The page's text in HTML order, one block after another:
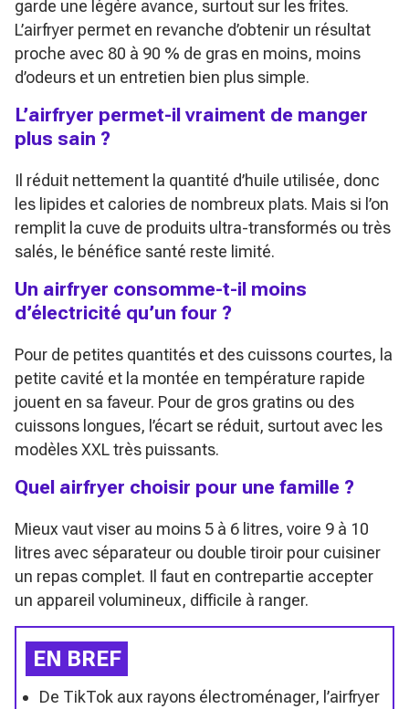
garde une légère avance, surtout sur les frites.
L’airfryer permet en revanche d’obtenir un résultat
proche avec 80 à 90 % de gras en moins, moins
d’odeurs et un entretien bien plus simple.
L’airfryer permet-il vraiment de manger
plus sain ?
Il réduit nettement la quantité d’huile utilisée, donc
les lipides et calories de nombreux plats. Mais si l’on
remplit la cuve de produits ultra-transformés ou très
salés, le bénéfice santé reste limité.
Un airfryer consomme-t-il moins
d’électricité qu’un four ?
Pour de petites quantités et des cuissons courtes, la
petite cavité et la montée en température rapide
jouent en sa faveur. Pour de gros gratins ou des
cuissons longues, l’écart se réduit, surtout avec les
modèles XXL très puissants.
Quel airfryer choisir pour une famille ?
Mieux vaut viser au moins 5 à 6 litres, voire 9 à 10
litres avec séparateur ou double tiroir pour cuisiner
un repas complet. Il faut en contrepartie accepter
un appareil volumineux, difficile à ranger.
EN BREF
De TikTok aux rayons électroménager, l’airfryer